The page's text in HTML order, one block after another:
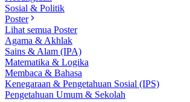
Sosial & Politik
Poster
Lihat semua Poster
Agama & Akhlak
Sains & Alam (IPA)
Matematika & Logika
Membaca & Bahasa
Kenegaraan & Pengetahuan Sosial (IPS)
Pengetahuan Umum & Sekolah